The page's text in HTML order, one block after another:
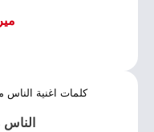
كلمات اغنية الناس